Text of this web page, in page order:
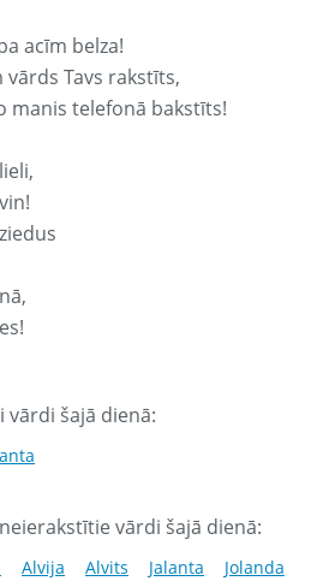
acīm belza!
Tavs rakstīts,
manis telefonā bakstīts!
vārdi šajā dienā:
vārdi šajā dienā:
Alvija Alvits Jalanta
Jolanda